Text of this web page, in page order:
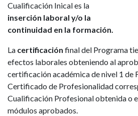
Cualificación Inical es la
inserción laboral y/o la
continuidad en la formación.
La certificación final del Programa
efectos laborales obteniendo al
certificación académica de nivel 1 de
Certificado de Profesionalidad
Cualificación Profesional obtenida o
módulos aprobados.